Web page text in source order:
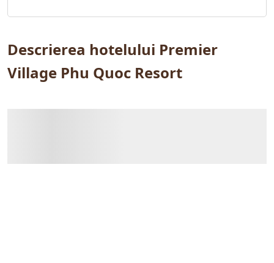
Descrierea hotelului Premier
Village Phu Quoc Resort